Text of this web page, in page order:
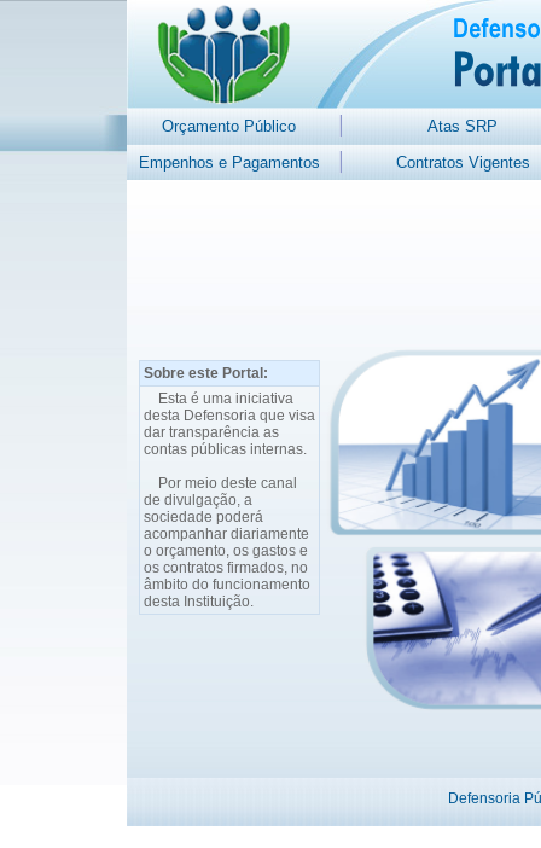
Orçamento Público
Atas SRP
Empenhos e Pagamentos
Contratos Vigentes
Sobre este Portal:
Esta é uma iniciativa
desta Defensoria que visa
dar transparência as
contas públicas internas.
Por meio deste canal
de divulgação, a
sociedade poderá
acompanhar diariamente
o orçamento, os gastos e
os contratos firmados, no
âmbito do funcionamento
desta Instituição.
Defensoria